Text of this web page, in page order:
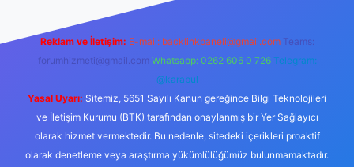
Reklam ve İletişim: E-mail: backlinkpaneli@gmail.com Teams:
forumhizmeti@gmail.com Whatsapp: 0262 606 0 726 Telegram:
@karabul
Yasal Uyarı: Sitemiz, 5651 Sayılı Kanun gereğince Bilgi Teknolojileri
ve İletişim Kurumu (BTK) tarafından onaylanmış bir Yer Sağlayıcı
olarak hizmet vermektedir. Bu nedenle, sitedeki içerikleri proaktif
olarak denetleme veya araştırma yükümlülüğümüz bulunmamaktadır.